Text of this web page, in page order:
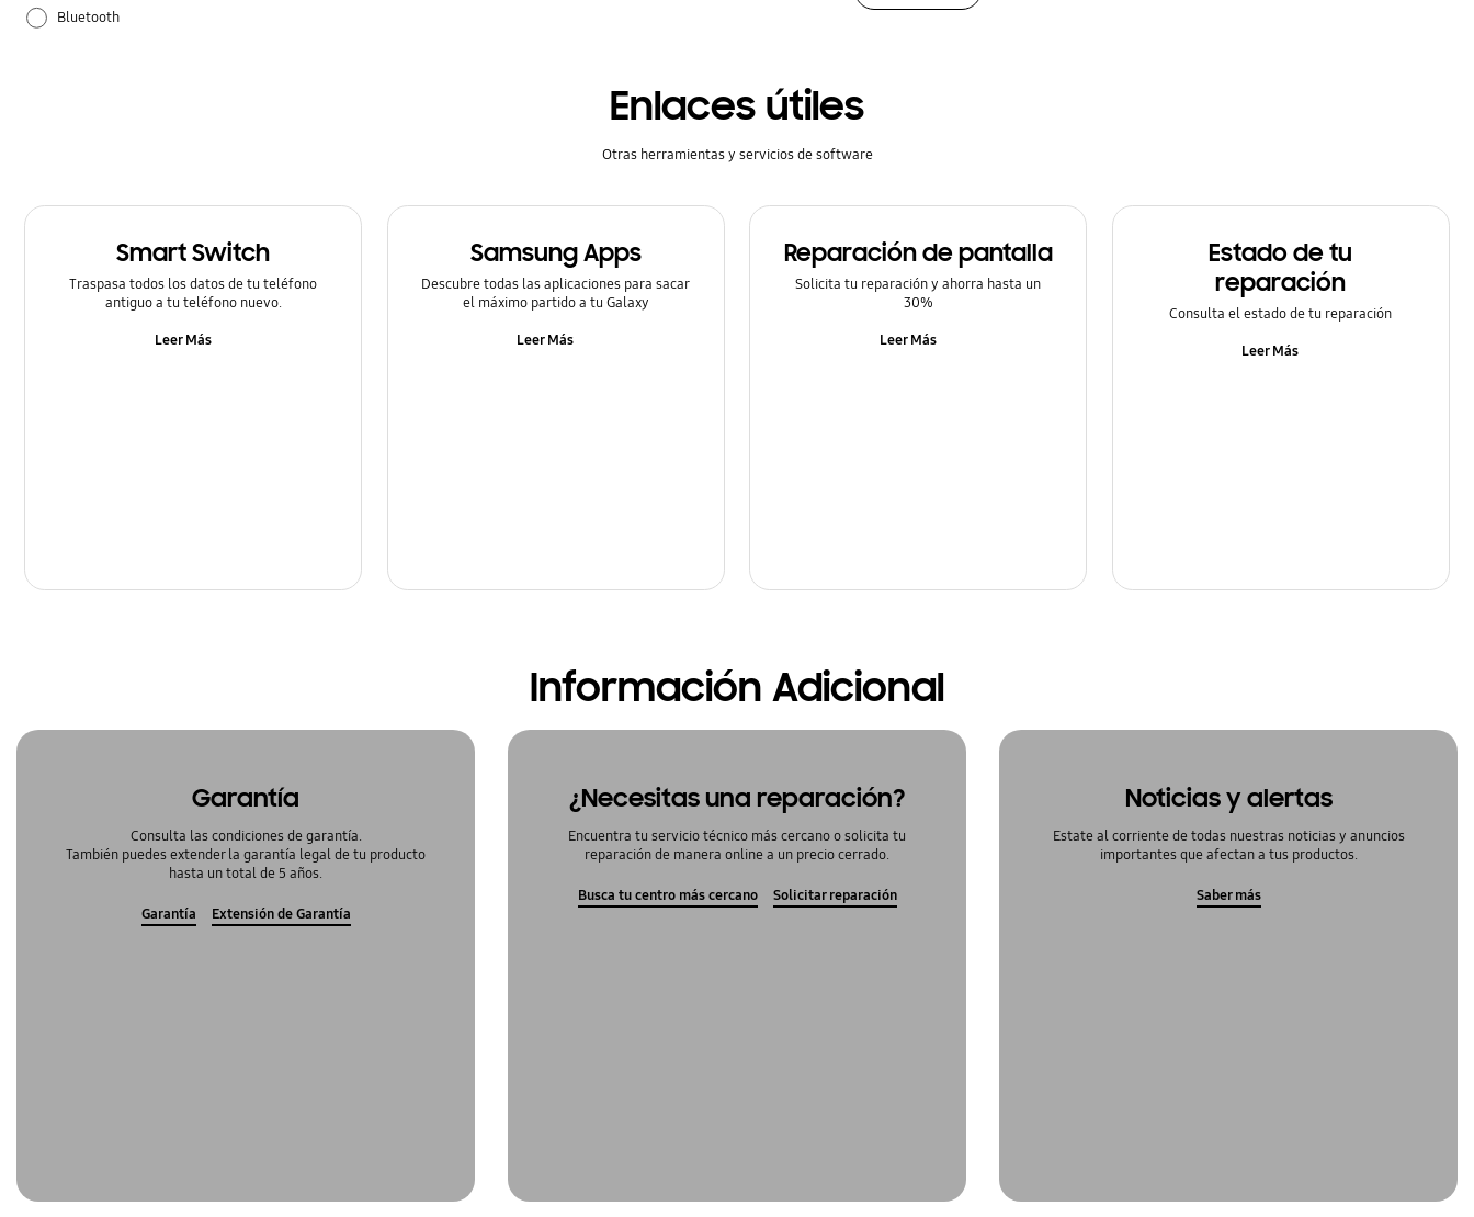
Bluetooth
Enlaces útiles
Otras herramientas y servicios de software
Smart Switch
Traspasa todos los datos de tu teléfono
antiguo a tu teléfono nuevo.
Leer Más
Samsung Apps
Descubre todas las aplicaciones para sacar
el máximo partido a tu Galaxy
Leer Más
Reparación de pantalla
Solicita tu reparación y ahorra hasta un
30%
Leer Más
Estado de tu
reparación
Consulta el estado de tu reparación
Leer Más
Información Adicional
Garantía
Consulta las condiciones de garantía.
También puedes extender la garantía legal de tu producto
hasta un total de 5 años.
Garantía Extensión de Garantía
¿Necesitas una reparación?
Encuentra tu servicio técnico más cercano o solicita tu
reparación de manera online a un precio cerrado.
Busca tu centro más cercano Solicitar reparación
Noticias y alertas
Estate al corriente de todas nuestras noticias y anuncios
importantes que afectan a tus productos.
Saber más